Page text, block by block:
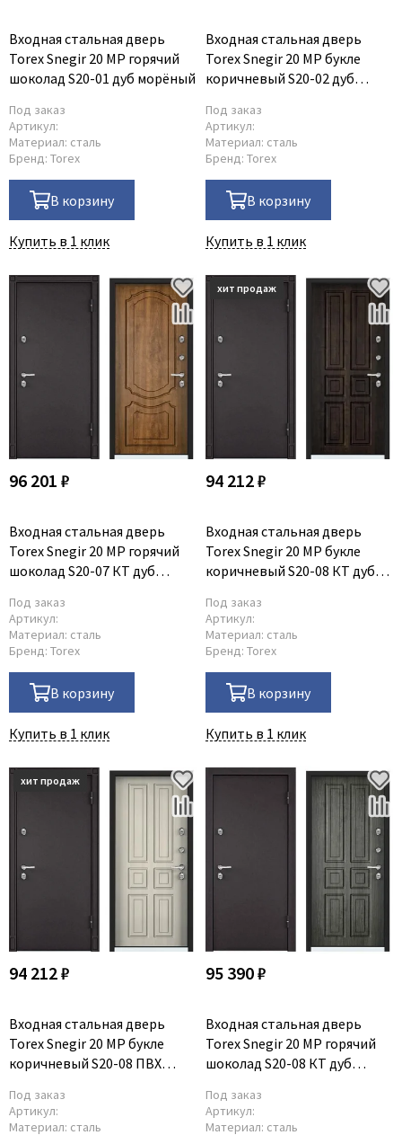
Входная стальная дверь
Torex Snegir 20 MP горячий
шоколад S20-01 дуб морёный
Под заказ
Артикул:
Материал: сталь
Бренд: Torex
В корзину
Купить в 1 клик
Входная стальная дверь
Torex Snegir 20 MP букле
коричневый S20-02 дуб
Под заказ
Артикул:
Материал: сталь
Бренд: Torex
В корзину
Купить в 1 клик
96 201 ₽
Входная стальная дверь
Torex Snegir 20 MP горячий
шоколад S20-07 КТ дуб
Под заказ
Артикул:
Материал: сталь
Бренд: Torex
В корзину
Купить в 1 клик
94 212 ₽
Входная стальная дверь
Torex Snegir 20 MP букле
коричневый S20-08 КТ дуб
Под заказ
Артикул:
Материал: сталь
Бренд: Torex
В корзину
Купить в 1 клик
94 212 ₽
Входная стальная дверь
Torex Snegir 20 MP букле
коричневый S20-08 ПВХ
Под заказ
Артикул:
Материал: сталь
95 390 ₽
Входная стальная дверь
Torex Snegir 20 MP горячий
шоколад S20-08 КТ дуб
Под заказ
Артикул:
Материал: сталь